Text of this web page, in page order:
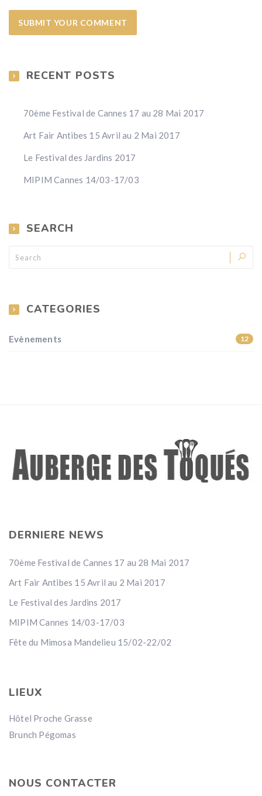
RECENT POSTS
70ème Festival de Cannes 17 au 28 Mai 2017
Art Fair Antibes 15 Avril au 2 Mai 2017
Le Festival des Jardins 2017
MIPIM Cannes 14/03-17/03
SEARCH
CATEGORIES
Evènements 12
DERNIERE NEWS
70ème Festival de Cannes 17 au 28 Mai 2017
Art Fair Antibes 15 Avril au 2 Mai 2017
Le Festival des Jardins 2017
MIPIM Cannes 14/03-17/03
Fête du Mimosa Mandelieu 15/02-22/02
LIEUX
Hôtel Proche Grasse
Brunch Pégomas
NOUS CONTACTER